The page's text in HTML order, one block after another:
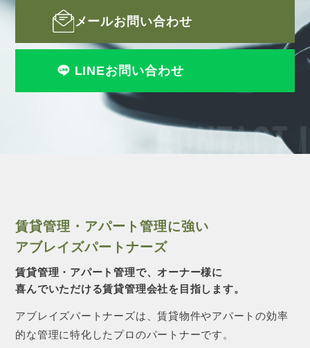
CONTACT
メールお問い合わせ
LINEお問い合わせ
賃貸管理・アパート管理に強い
アブレイズパートナーズ
賃貸管理・アパート管理で、オーナー様に
喜んでいただける賃貸管理会社を目指します。
アブレイズパートナーズは、賃貸物件やアパートの効率
的な管理に特化したプロのパートナーです。